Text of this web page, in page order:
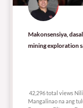
Makonsensiya,
mining exploration
42,296 total views
Mangalinao na ang